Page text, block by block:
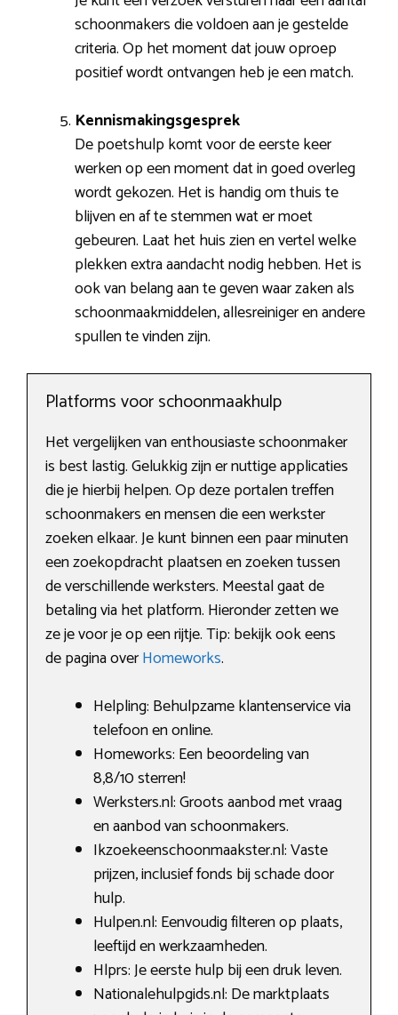
schoonmakers die voldoen aan je gestelde
criteria. Op het moment dat jouw oproep
positief wordt ontvangen heb je een match.
Kennismakingsgesprek
De poetshulp komt voor de eerste keer
werken op een moment dat in goed overleg
wordt gekozen. Het is handig om thuis te
blijven en af te stemmen wat er moet
gebeuren. Laat het huis zien en vertel welke
plekken extra aandacht nodig hebben. Het is
ook van belang aan te geven waar zaken als
schoonmaakmiddelen, allesreiniger en andere
spullen te vinden zijn.
Platforms voor schoonmaakhulp
Het vergelijken van enthousiaste schoonmaker
is best lastig. Gelukkig zijn er nuttige applicaties
die je hierbij helpen. Op deze portalen treffen
schoonmakers en mensen die een werkster
zoeken elkaar. Je kunt binnen een paar minuten
een zoekopdracht plaatsen en zoeken tussen
de verschillende werksters. Meestal gaat de
betaling via het platform. Hieronder zetten we
ze je voor je op een rijtje. Tip: bekijk ook eens
de pagina overHomeworks.
Helpling: Behulpzame klantenservice via
telefoon en online.
Homeworks: Een beoordeling van
8,8/10 sterren!
Werksters.nl: Groots aanbod met vraag
en aanbod van schoonmakers.
Ikzoekeenschoonmaakster.nl: Vaste
prijzen, inclusief fonds bij schade door
hulp.
Hulpen.nl: Eenvoudig filteren op plaats,
leeftijd en werkzaamheden.
Hlprs: Je eerste hulp bij een druk leven.
Nationalehulpgids.nl: De marktplaats